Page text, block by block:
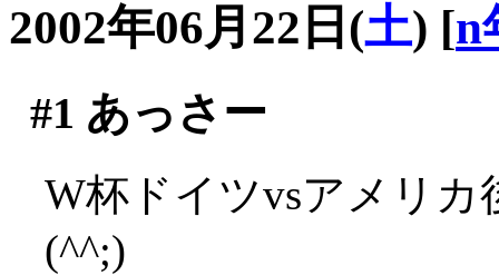
2002年06月22日(土) [n
#1 あっさー
W杯ドイツvsアメリ
(^^;)